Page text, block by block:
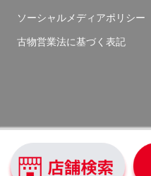
ソーシャルメディアポリシー
古物営業法に基づく表記